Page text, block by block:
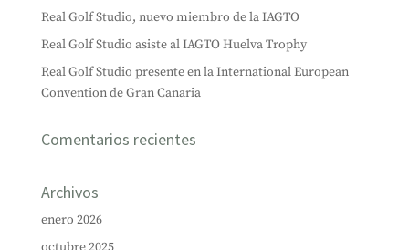
Real Golf Studio, nuevo miembro de la IAGTO
Real Golf Studio asiste al IAGTO Huelva Trophy
Real Golf Studio presente en la International European
Convention de Gran Canaria
Comentarios recientes
Archivos
enero 2026